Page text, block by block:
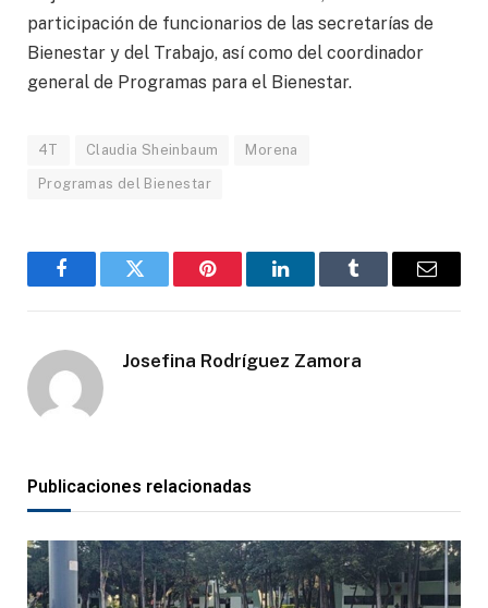
participación de funcionarios de las secretarías de
Bienestar y del Trabajo, así como del coordinador
general de Programas para el Bienestar.
4T Claudia Sheinbaum Morena
Programas del Bienestar
FacebookGorjeo Pinterest LinkedInTumblr
Correo
Josefina Rodríguez Zamora
Publicaciones relacionadas